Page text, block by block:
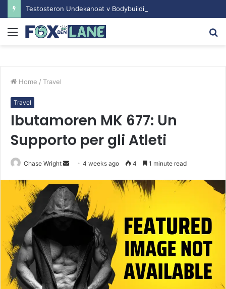
Menu
Home / Travel
Travel
Ibutamoren MK 677: Un
Supporto per gli Atleti
Chase Wright
d
a
m
a
i
l
4 weeks ago 4 1 minute read